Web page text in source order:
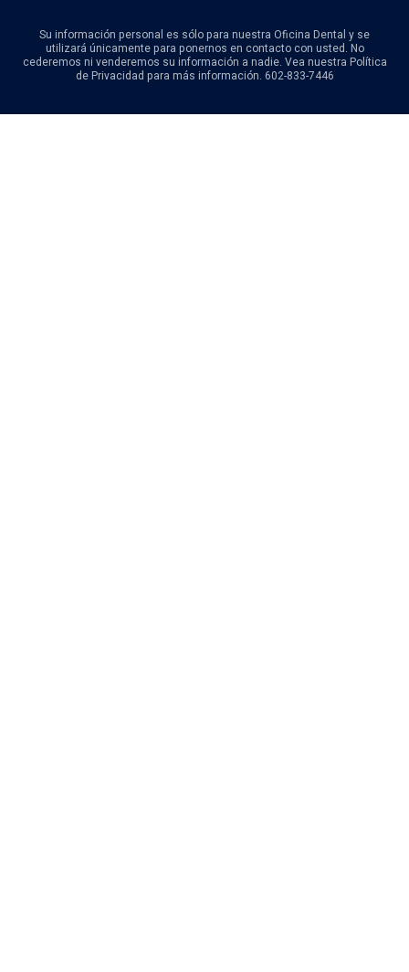
Su información personal es sólo para nuestra Oficina Dental y se
utilizará únicamente para ponernos en contacto con usted. No
cederemos ni venderemos su información a nadie. Vea nuestra Política
de Privacidad para más información. 602-833-7446